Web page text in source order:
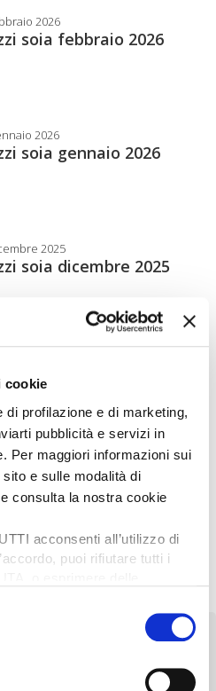
cookie
profilazione e di marketing,
pubblicità e servizi in
Per maggiori informazioni sui
e sulle modalità di
e consulta la nostra cookie
acconsenti all’utilizzo di
puoi rifiutare tutti i
ACCETTA SELEZIONATI.
2026
soia febbraio 2026
2026
soia gennaio 2026
2025
soia dicembre 2025
soia novembre 2025
2025
soia settembre 2025